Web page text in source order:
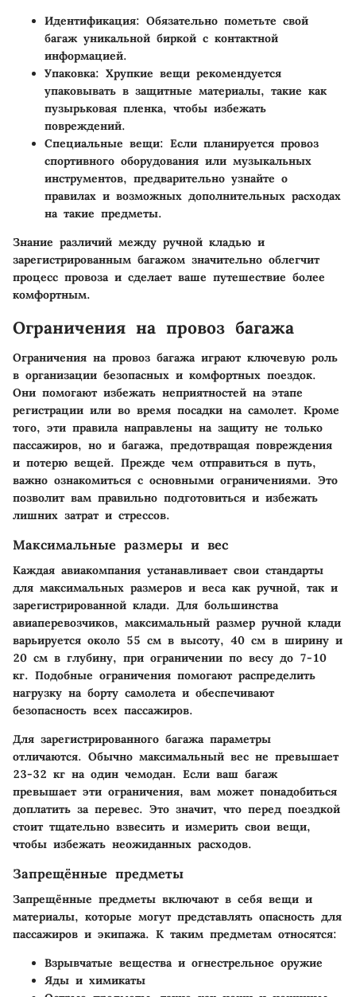
Идентификация: Обязательно пометьте свой
багаж уникальной биркой с контактной
информацией.
Упаковка: Хрупкие вещи рекомендуется
упаковывать в защитные материалы, такие как
пузырьковая пленка, чтобы избежать
повреждений.
Специальные вещи: Если планируется провоз
спортивного оборудования или музыкальных
инструментов, предварительно узнайте о
правилах и возможных дополнительных расходах
на такие предметы.
Знание различий между ручной кладью и
зарегистрированным багажом значительно облегчит
процесс провоза и сделает ваше путешествие более
комфортным.
Ограничения на провоз багажа
Ограничения на провоз багажа играют ключевую роль
в организации безопасных и комфортных поездок.
Они помогают избежать неприятностей на этапе
регистрации или во время посадки на самолет. Кроме
того, эти правила направлены на защиту не только
пассажиров, но и багажа, предотвращая повреждения
и потерю вещей. Прежде чем отправиться в путь,
важно ознакомиться с основными ограничениями. Это
позволит вам правильно подготовиться и избежать
лишних затрат и стрессов.
Максимальные размеры и вес
Каждая авиакомпания устанавливает свои стандарты
для максимальных размеров и веса как ручной, так и
зарегистрированной клади. Для большинства
авиаперевозчиков, максимальный размер ручной клади
варьируется около 55 см в высоту, 40 см в ширину и
20 см в глубину, при ограничении по весу до 7-10
кг. Подобные ограничения помогают распределить
нагрузку на борту самолета и обеспечивают
безопасность всех пассажиров.
Для зарегистрированного багажа параметры
отличаются. Обычно максимальный вес не превышает
23-32 кг на один чемодан. Если ваш багаж
превышает эти ограничения, вам может понадобиться
доплатить за перевес. Это значит, что перед поездкой
стоит тщательно взвесить и измерить свои вещи,
чтобы избежать неожиданных расходов.
Запрещённые предметы
Запрещённые предметы включают в себя вещи и
материалы, которые могут представлять опасность для
пассажиров и экипажа. К таким предметам относятся:
Взрывчатые вещества и огнестрельное оружие
Яды и химикаты